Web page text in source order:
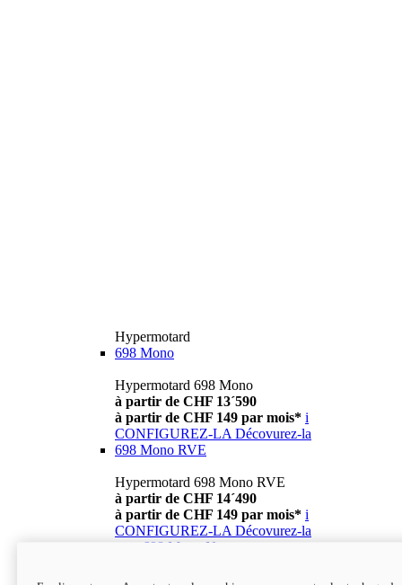
Hypermotard
698 Mono
Hypermotard 698 Mono
à partir de CHF 13´590
à partir de CHF 149 par mois* i
CONFIGUREZ-LA Décovurez-la
698 Mono RVE
Hypermotard 698 Mono RVE
à partir de CHF 14´490
à partir de CHF 149 par mois* i
CONFIGUREZ-LA Décovurez-la
698 Mono Nera
Hypermotard 698 Mono Nera